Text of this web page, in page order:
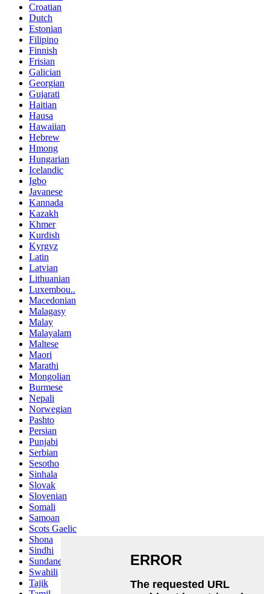
Croatian
Dutch
Estonian
Filipino
Finnish
Frisian
Galician
Georgian
Gujarati
Haitian
Hausa
Hawaiian
Hebrew
Hmong
Hungarian
Icelandic
Igbo
Javanese
Kannada
Kazakh
Khmer
Kurdish
Kyrgyz
Latin
Latvian
Lithuanian
Luxembou..
Macedonian
Malagasy
Malay
Malayalam
Maltese
Maori
Marathi
Mongolian
Burmese
Nepali
Norwegian
Pashto
Persian
Punjabi
Serbian
Sesotho
Sinhala
Slovak
Slovenian
Somali
Samoan
Scots Gaelic
Shona
Sindhi
Sundanese
Swahili
Tajik